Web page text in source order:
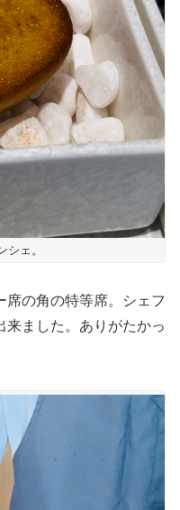
シェ。
席の角の特等席。シェフ
来ました。ありがたかっ